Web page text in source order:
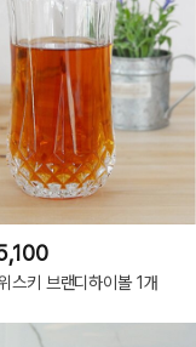
스키 브랜디하이볼 1개